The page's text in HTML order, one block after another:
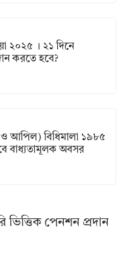
২০২৫ । ২১ দিনে
করতে হবে?
ও আপিল) বিধিমালা ১৯৮৫
বাধ্যতামূলক অবসর
ভিত্তিক পেনশন প্রদান